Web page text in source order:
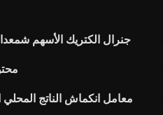
جنرال الكتريك الأسهم
معامل انكماش الناتج